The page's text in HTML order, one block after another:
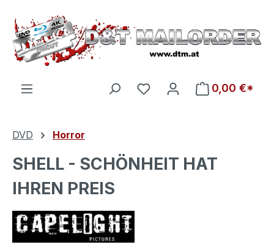
Zum Hauptinhalt springen
Du hast 0 Produkte auf
0,00 €*
DVD Horror
SHELL - SCHÖNHEIT HAT
IHREN PREIS